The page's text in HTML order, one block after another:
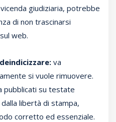
giudiziaria, potrebbe
di non trascinarsi
web.
va
si vuole rimuovere.
pubblicati su testate
libertà di stampa,
corretto ed essenziale.